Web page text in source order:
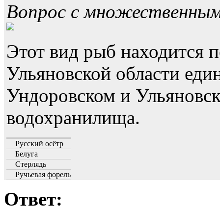
Вопрос с
Этот вид рыб находится
Ульяновской области
Ундоровском и
водохранилища.
Русский осётр
Белуга
Стерлядь
Ручьевая форель
Ответ: